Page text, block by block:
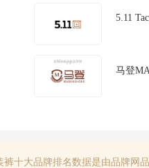
5.11
马登
裤十大品牌排名数据是由品牌网